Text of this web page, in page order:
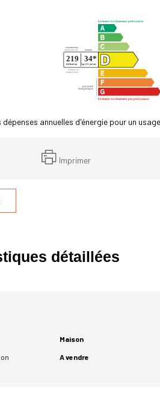
annuelles d'énergie pour un
Imprimer
détaillées
Maison
A vendre